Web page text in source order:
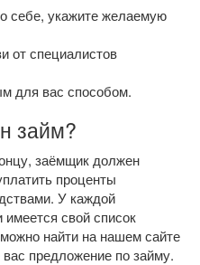
себе, укажите желаемую
от специалистов
для вас способом.
займ?
заёмщик должен
проценты
У каждой
свой список
найти на нашем сайте
предложение по займу.